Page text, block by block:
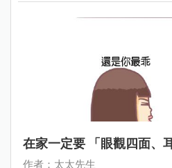
在家一定要 「眼觀四面、
作者：太太先生